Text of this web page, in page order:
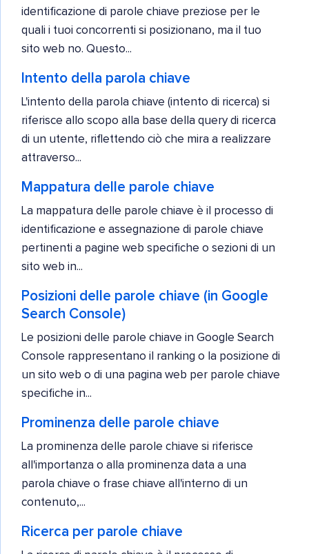
identificazione di parole chiave preziose per le
quali i tuoi concorrenti si posizionano, ma il tuo
sito web no. Questo...
Intento della parola chiave
L'intento della parola chiave (intento di ricerca) si
riferisce allo scopo alla base della query di ricerca
di un utente, riflettendo ciò che mira a realizzare
attraverso...
Mappatura delle parole chiave
La mappatura delle parole chiave è il processo di
identificazione e assegnazione di parole chiave
pertinenti a pagine web specifiche o sezioni di un
sito web in...
Posizioni delle parole chiave (in Google
Search Console)
Le posizioni delle parole chiave in Google Search
Console rappresentano il ranking o la posizione di
un sito web o di una pagina web per parole chiave
specifiche in...
Prominenza delle parole chiave
La prominenza delle parole chiave si riferisce
all'importanza o alla prominenza data a una
parola chiave o frase chiave all'interno di un
contenuto,...
Ricerca per parole chiave